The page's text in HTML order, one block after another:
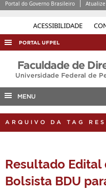
ACESSIBILIDADE
Portal do Governo Brasileiro
PORTAL UFPEL
ACESSO À INFORMAÇÃO
AUDITORIA
COBALTO
OUVIDORIA
PORTARIAS
Faculdade de
Universidade Federal de
MENU
ARQUIVO DA TAG
Resultado Edital
Bolsista BDU